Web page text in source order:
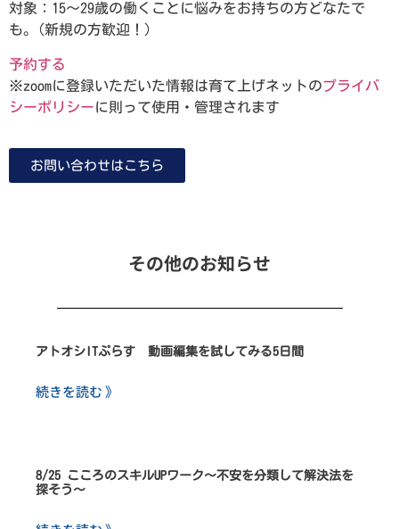
対象：15～29歳の働くことに悩みをお持ちの方どなたで
も。(新規の方歓迎！）
予約する
※zoomに登録いただいた情報は育て上げネットのプライバ
シーポリシーに則って使用・管理されます
お問い合わせはこちら
その他のお知らせ
アトオシITぷらす 動画編集を試してみる5日間
続きを読む 》
8/25 こころのスキルUPワーク～不安を分類して解決法を
探そう～